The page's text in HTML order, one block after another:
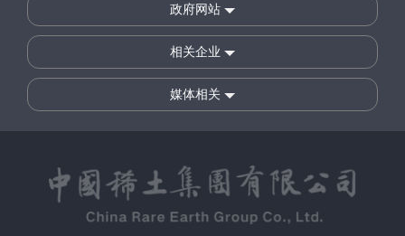
政府网站
相关企业
媒体相关